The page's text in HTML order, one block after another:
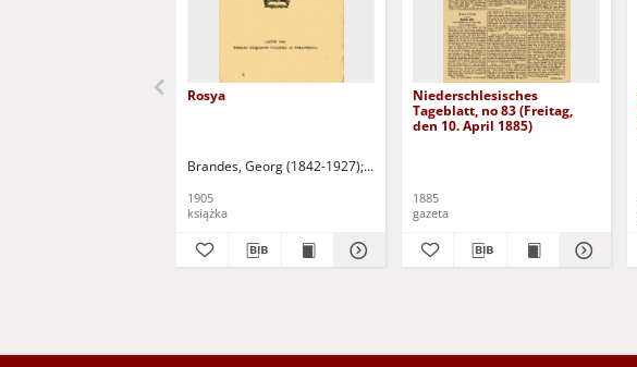
Rosya
Brandes, Georg (1842-1927) Sarnecka, M. - tł.
1905
książka
Niederschlesisches
Tageblatt, no 83 (Freitag,
den 10. April 1885)
1885
gazeta